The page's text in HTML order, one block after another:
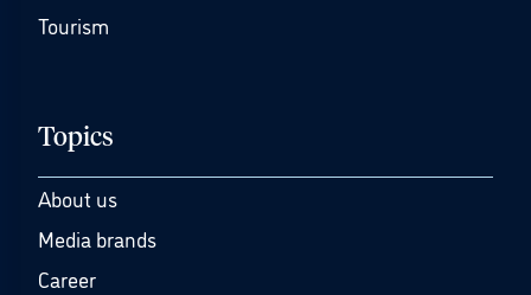
Tourism
Topics
About us
Media brands
Career